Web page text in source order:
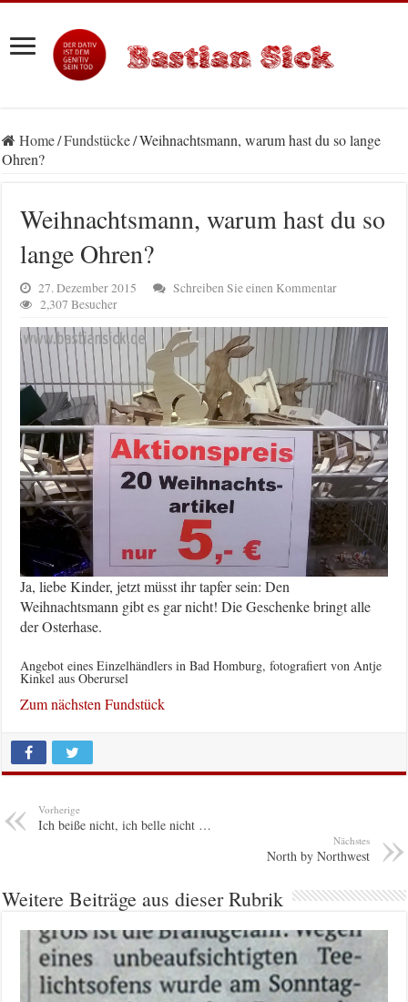
Home/Fundstücke/Weihnachtsmann, warum hast du so lange
Ohren?
Weihnachtsmann, warum hast du so
lange Ohren?
27. Dezember 2015
Schreiben Sie einen Kommentar
2,307 Besucher
Ja, liebe Kinder, jetzt müsst ihr tapfer sein: Den
Weihnachtsmann gibt es gar nicht! Die Geschenke bringt alle
der Osterhase.
Angebot eines Einzelhändlers in Bad Homburg, fotografiert von Antje
Kinkel aus Oberursel
Zum nächsten Fundstück
Vorherige
Ich beiße nicht, ich belle nicht …
Nächstes
North by Northwest
Weitere Beiträge aus dieser Rubrik